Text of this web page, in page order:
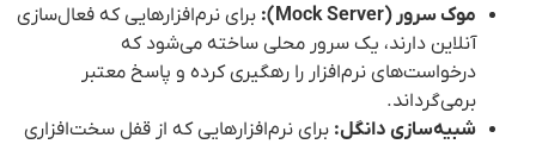
موک سرور (Mock Server):
برای نرم‌افزارهایی که فعال‌سازی
آنلاین دارند، یک سرور محلی ساخته می‌شود که
درخواست‌های نرم‌افزار را رهگیری کرده و پاسخ معتبر
برمی‌گرداند.
شبیه‌سازی دانگل: برای نرم‌افزارهایی که از قفل سخت‌افزاری